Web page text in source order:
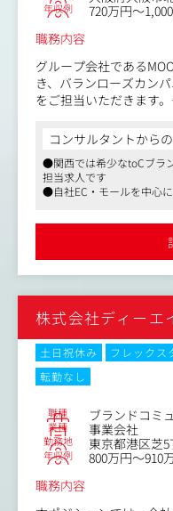
年収例
720万円～
職務内容
グループ会社である
き、バランローズカン
をご担当いただきます。
バランローズカンパニ
いつまでも綺麗であり
るヘアケアブランド
しています。
クリームシャンプー」
にもヘアエッセンスオ
ドをさらにスケールさ
い業務をお任せいたし
（具体的な業務内容）
●事業戦略・PLマネジメ
年間・半期ごとの売上
けたロードマップの作成
広告宣伝費、システム
に向けたリソース配分の
コンサルタントから
●関西では希少なtoCブラ
担当求人です
●自社EC・モールを中心
株式会社ディーエ
土日祝休み フレックス
転勤なし
職種 ブランドコミ
業種 事業会社
勤務地 東京都港区芝
年収例
800万円～910
職務内容